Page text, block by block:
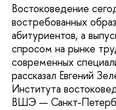
Востоковедение
востребованных
абитуриентов, а
спросом на рынке
современных
рассказал Евгений
Института
ВШЭ — Санкт-